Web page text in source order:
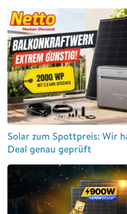
Solar zum Spottpreis: Wir
Deal genau geprüft